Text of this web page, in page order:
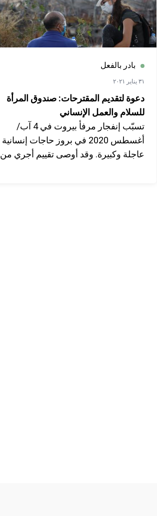
الإنسانية.
بادر بالفعل
٣١ يناير ٢٠٢١
دعوة لتقديم المقترحات: صندوق المرأة
للسلام والعمل الإنساني
تسبّب إنفجار مرفأ بيروت في 4 آب/
أغسطس 2020 في بروز حاجات إنسانية
عاجلة وكبيرة. وقد أوصى تقييم أجري من